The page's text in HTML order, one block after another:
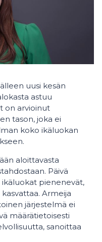
uusi kesän
astuu
on arvioinut
tason, joka ei
koko ikäluokan
aloittavasta
Päivä
pienenevät,
Armeija
järjestelmä ei
määrätietoisesti
sanoittaa